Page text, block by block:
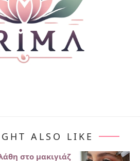
ALSO LIKE
στο μακιγιάζ